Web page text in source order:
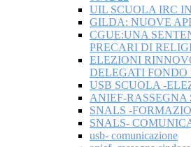
UIL SCUOLA IRC
GILDA: NUOVE
CGUE:UNA
PRECARI DI
ELEZIONI
DELEGATI FONDO
USB SCUOLA -
ANIEF-
SNALS -
SNALS-
usb- comunicazione